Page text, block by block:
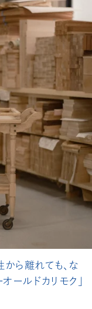
ら離れても、な
ールドカリモク」